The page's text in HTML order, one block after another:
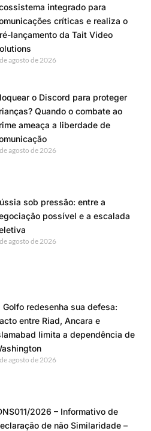
integrado para
críticas e realiza o
lançamento da Tait Video
agosto de 2026
o Discord para proteger
Quando o combate ao
ameaça a liberdade de
agosto de 2026
sob pressão: entre a
possível e a escalada
agosto de 2026
Golfo redesenha sua defesa:
entre Riad, Ancara e
limita a dependência de
agosto de 2026
2026 – Informativo de
de não Similaridade –